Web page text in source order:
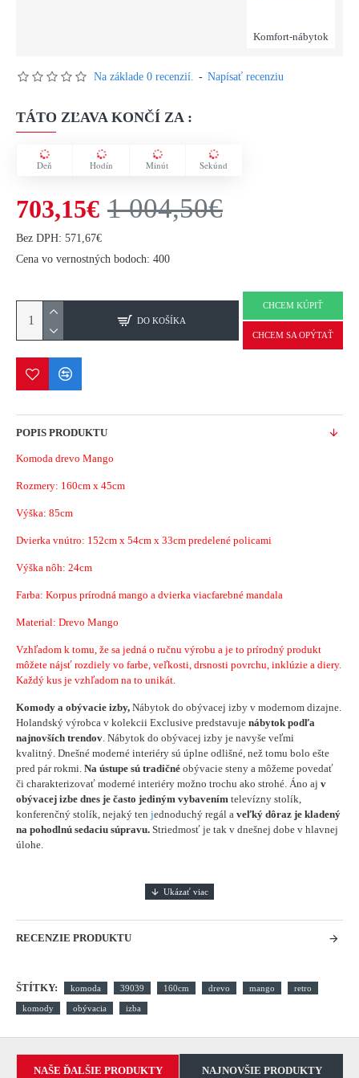
Komfort-nábytok
Na základe 0 recenzií. - Napísať recenziu
TÁTO ZĽAVA KONČÍ ZA :
Deň Hodín Minút Sekúnd
703,15€ 1 004,50€
Bez DPH: 571,67€
Cena vo vernostných bodoch: 400
DO KOŠÍKA
CHCEM KÚPIŤ
CHCEM SA OPÝTAŤ
POPIS PRODUKTU
Komoda drevo Mango
Rozmery: 160cm x 45cm
Výška: 85cm
Dvierka vnútro: 152cm x 54cm x 33cm predelené policami
Výška nôh: 24cm
Farba: Korpus prírodná mango a dvierka viacfarebné mandala
Material: Drevo Mango
Vzhľadom k tomu, že sa jedná o ručnu výrobu a je to prírodný produkt
môžete nájsť rozdiely vo farbe, veľkosti, drsnosti povrchu, inklúzie a diery.
Každý kus je vzhľadom na to unikát.
Komody a obývacie izby, Nábytok do obývacej izby v modernom dizajne.
Holandský výrobca v kolekcii Exclusive predstavuje nábytok podľa
najnovších trendov. Nábytok do obývacej izby je navyše veľmi
kvalitný. Dnešné moderné interiéry sú úplne odlišné, než tomu bolo ešte
pred pár rokmi. Na ústupe sú tradičné obývacie steny a môžeme povedať
či charakterizovať moderné interiéry možno trochu ako strohé. Áno aj v
obývacej izbe dnes je často jediným vybavením televízny stolík,
konferenčný stolík, nejaký ten jednoduchý regál a veľký dôraz je kladený
na pohodlnú sedaciu súpravu. Striedmosť je tak v dnešnej dobe v hlavnej
úlohe.
RECENZIE PRODUKTU
ŠTÍTKY: komoda 39039 160cm drevo mango retro
komody obývacia izba
NAŠE ĎALŠIE PRODUKTY NAJNOVŠIE PRODUKTY